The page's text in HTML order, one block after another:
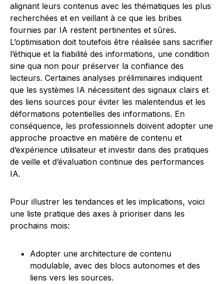
alignant leurs contenus avec les thématiques les plus
recherchées et en veillant à ce que les bribes
fournies par IA restent pertinentes et sûres.
L’optimisation doit toutefois être réalisée sans sacrifier
l’éthique et la fiabilité des informations, une condition
sine qua non pour préserver la confiance des
lecteurs. Certaines analyses préliminaires indiquent
que les systèmes IA nécessitent des signaux clairs et
des liens sources pour éviter les malentendus et les
déformations potentielles des informations. En
conséquence, les professionnels doivent adopter une
approche proactive en matière de contenu et
d’expérience utilisateur et investir dans des pratiques
de veille et d’évaluation continue des performances
IA.
Pour illustrer les tendances et les implications, voici
une liste pratique des axes à prioriser dans les
prochains mois:
Adopter une architecture de contenu
modulable, avec des blocs autonomes et des
liens vers les sources.